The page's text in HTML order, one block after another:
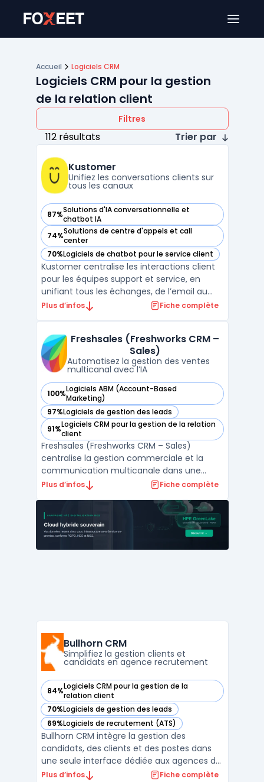
Accueil Logiciels CRM
Logiciels CRM pour la gestion
de la relation client
Filtres
112 résultats Trier par
Kustomer
Unifiez les conversations clients sur
tous les canaux
87%Solutions d'IA conversationnelle et
chatbot IA
— voir Kustomer dans cette catégorie
74%Solutions de centre d'appels et call
center
— voir Kustomer dans cette catégorie
70%Logiciels de chatbot pour le service client
— voir Kustomer dans cette catégorie
Kustomer centralise les interactions client
pour les équipes support et service, en
unifiant tous les échanges, de l’email au
chat en passant par la voix et les réseaux
de gestion multi-canal, avec un historique
complet p ...
Plus d’infos Fiche complète
Freshsales (Freshworks CRM –
Sales)
Automatisez la gestion des ventes
multicanal avec l’IA
100%Logiciels ABM (Account-Based
Marketing)
— voir Freshsales (Freshworks CRM – Sales) dans cette
97%Logiciels de gestion des leads
— voir Freshsales (Freshworks CRM – Sales) dans cette
91%Logiciels CRM pour la gestion de la relation
client
— voir Freshsales (Freshworks CRM – Sales) dans cette
Freshsales (Freshworks CRM – Sales)
centralise la gestion commerciale et la
communication multicanale dans une
interface organisée pour les équipes de
vente complet, depuis la génération du
pipeline commercial jusqu’au suivi avancé
des remontées clients, s’ad ...
Plus d’infos Fiche complète
Bullhorn CRM
Simplifiez la gestion clients et
candidats en agence recrutement
84%Logiciels CRM pour la gestion de la
relation client
— voir Bullhorn CRM dans cette catégorie
70%Logiciels de gestion des leads
— voir Bullhorn CRM dans cette catégorie
69%Logiciels de recrutement (ATS)
— voir Bullhorn CRM dans cette catégorie
Bullhorn CRM intègre la gestion des
candidats, des clients et des postes dans
une seule interface dédiée aux agences de
recrutement et d’intérim. L’outil prend en
Plus d’infos Fiche complète